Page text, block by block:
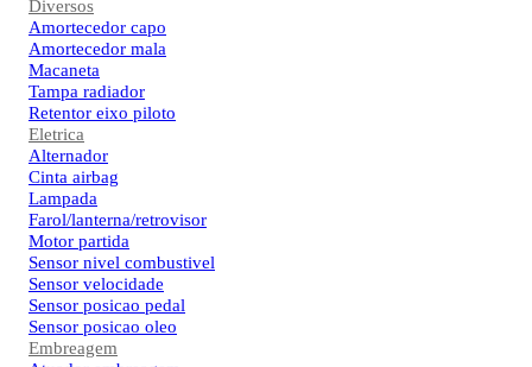
Diversos
Amortecedor capo
Amortecedor mala
Macaneta
Tampa radiador
Retentor eixo piloto
Eletrica
Alternador
Cinta airbag
Lampada
Farol/lanterna/retrovisor
Motor partida
Sensor nivel combustivel
Sensor velocidade
Sensor posicao pedal
Sensor posicao oleo
Embreagem